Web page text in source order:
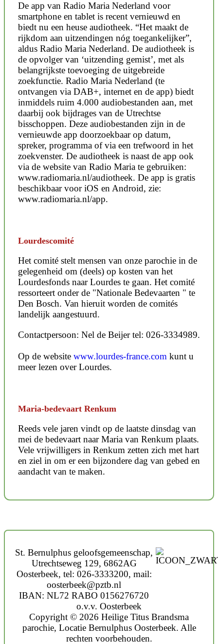
De app van Radio Maria Nederland voor
smartphone en tablet is recent vernieuwd en
biedt nu een heuse audiotheek. “Het maakt de
rijkdom aan uitzendingen nóg toegankelijker”,
aldus Radio Maria Nederland. De audiotheek is
de opvolger van ‘uitzending gemist’, met als
belangrijkste toevoeging de uitgebreide
zoekfunctie. Radio Maria Nederland (te
ontvangen via DAB+, internet en de app) biedt
inmiddels ruim 4.000 audiobestanden aan, met
daarbij ook bijdrages van de Utrechtse
bisschoppen. Deze audiobestanden zijn in de
vernieuwde app doorzoekbaar op datum,
spreker, programma of via een trefwoord in het
zoekvenster. De audiotheek is naast de app ook
via de website van Radio Maria te gebruiken:
www.radiomaria.nl/audiotheek. De app is gratis
beschikbaar voor iOS en Android, zie:
www.radiomaria.nl/app.
Lourdescomité
Het comité stelt mensen van onze parochie in de
gelegenheid om (deels) op kosten van het
Lourdesfonds naar Lourdes te gaan. Het comité
ressorteert onder de "Nationale Bedevaarten " te
Den Bosch. Van hieruit worden de comités
landelijk aangestuurd.
Contactpersoon: Nel de Beijer tel: 026-3334989.
Op de website www.lourdes-france.com kunt u
meer lezen over Lourdes.
Maria-bedevaart Renkum
Reeds vele jaren vindt op de laatste dinsdag van
mei de bedevaart naar Maria van Renkum plaats.
Vele vrijwilligers in Renkum zetten zich met hart
en ziel in om er een bijzondere dag van gebed en
aandacht van te maken.
St. Bernulphus geloofsgemeenschap,
Utrechtseweg 129, 6862AG
Oosterbeek, tel: 026-3333200, mail:
oosterbeek@pztb.nl
IBAN: NL72 RABO 0156276720
o.v.v. Oosterbeek
Copyright © 2026 Heilige Titus Brandsma
parochie, Locatie Bernulphus Oosterbeek. Alle
rechten voorbehouden.